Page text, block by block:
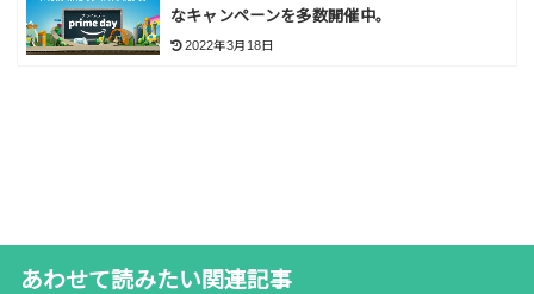
なキャンペーンを多数開催中。
2022年3月18日
あわせて読みたい関連記事